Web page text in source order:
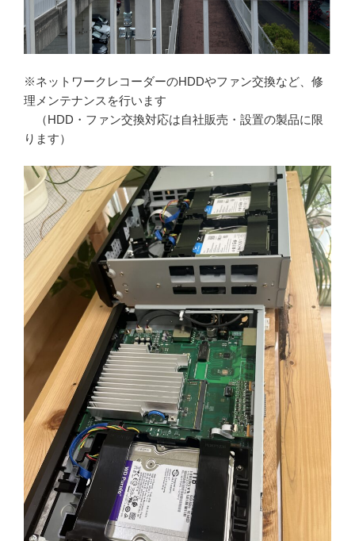
※ネットワークレコーダーのHDDやファン交換など、修
理メンテナンスを行います
（HDD・ファン交換対応は自社販売・設置の製品に限
ります）